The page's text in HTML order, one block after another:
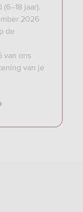
jaar).
2026
de
van ons
van je